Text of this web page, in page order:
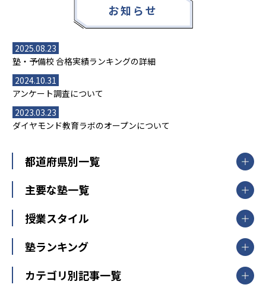
お知らせ
2025.08.23
塾・予備校 合格実績ランキングの詳細
2024.10.31
アンケート調査について
2023.03.23
ダイヤモンド教育ラボのオープンについて
都道府県別一覧
北海道・東北
山形県
福島県
関東
東京都
神奈川県
茨城県
栃木県
群馬県
主要な塾一覧
【掲載塾一覧を見る】
東京個別指導学院
明光義塾
授業スタイル
個別指導
オンライン指導
塾ランキング
中学受験ランキング
カテゴリ別記事一覧